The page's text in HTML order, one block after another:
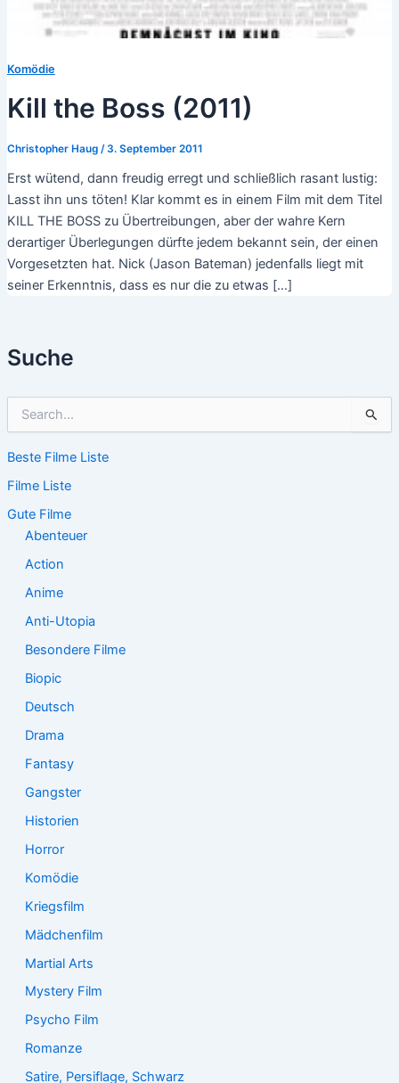
Suche
h
n
n
Beste Filme Liste
Filme Liste
Gute Filme
Abenteuer
Action
Anime
Anti-Utopia
Besondere Filme
Biopic
Deutsch
Drama
Fantasy
Gangster
Historien
Horror
Komödie
Kriegsfilm
Mädchenfilm
Martial Arts
Mystery Film
Psycho Film
Romanze
Satire, Persiflage, Schwarz
Komödie
Kill the Boss (2011)
Christopher Haug /3. September 2011
Erst wütend, dann freudig erregt und schließlich rasant lustig:
Lasst ihn uns töten! Klar kommt es in einem Film mit dem Titel
KILL THE BOSS zu Übertreibungen, aber der wahre Kern
derartiger Überlegungen dürfte jedem bekannt sein, der einen
Vorgesetzten hat. Nick (Jason Bateman) jedenfalls liegt mit
seiner Erkenntnis, dass es nur die zu etwas […]